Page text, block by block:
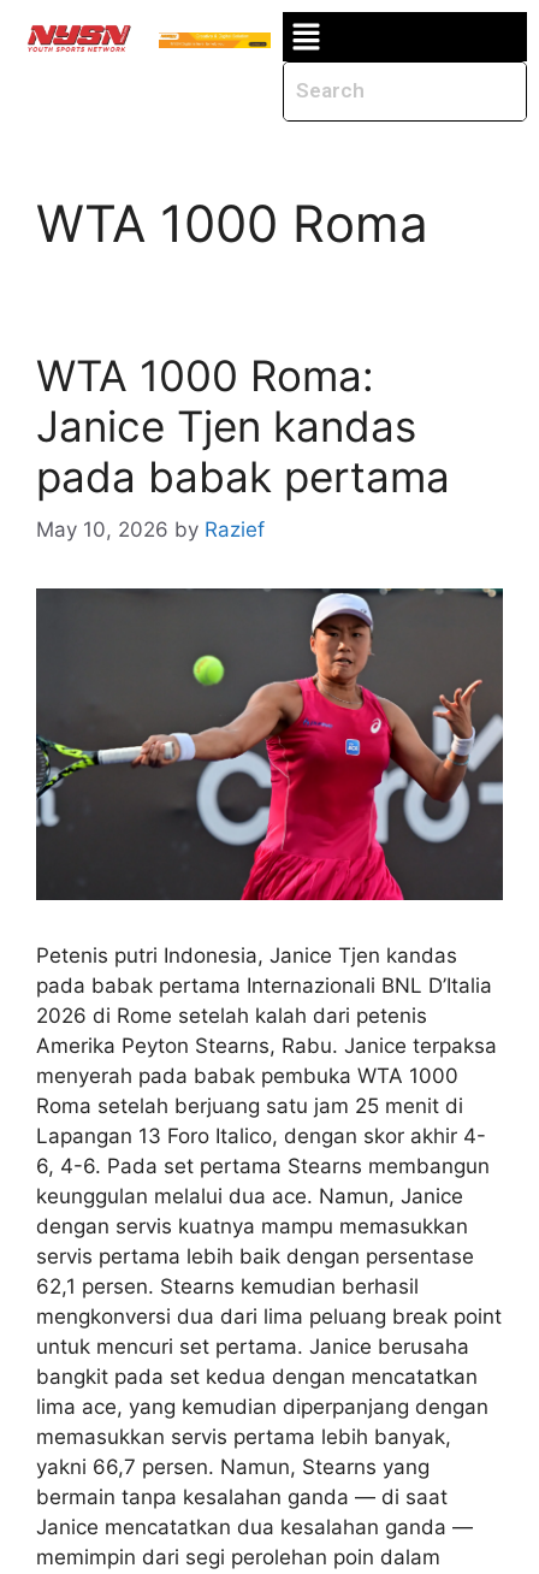
WTA 1000 Roma
WTA 1000 Roma:
Janice Tjen kandas
pada babak pertama
May 10, 2026 by Razief
Petenis putri Indonesia, Janice Tjen kandas
pada babak pertama Internazionali BNL D’Italia
2026 di Rome setelah kalah dari petenis
Amerika Peyton Stearns, Rabu. Janice terpaksa
menyerah pada babak pembuka WTA 1000
Roma setelah berjuang satu jam 25 menit di
Lapangan 13 Foro Italico, dengan skor akhir 4-
6, 4-6. Pada set pertama Stearns membangun
keunggulan melalui dua ace. Namun, Janice
dengan servis kuatnya mampu memasukkan
servis pertama lebih baik dengan persentase
62,1 persen. Stearns kemudian berhasil
mengkonversi dua dari lima peluang break point
untuk mencuri set pertama. Janice berusaha
bangkit pada set kedua dengan mencatatkan
lima ace, yang kemudian diperpanjang dengan
memasukkan servis pertama lebih banyak,
yakni 66,7 persen. Namun, Stearns yang
bermain tanpa kesalahan ganda — di saat
Janice mencatatkan dua kesalahan ganda —
memimpin dari segi perolehan poin dalam